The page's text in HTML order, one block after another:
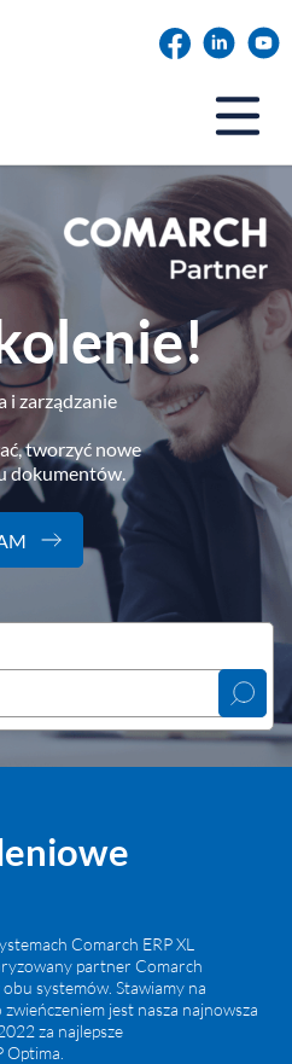
i zarządzanie
tworzyć nowe
dokumentów.
Comarch ERP XL
partner Comarch
systemów. Stawiamy na
jest nasza najnowsza
za najlepsze
Optima.